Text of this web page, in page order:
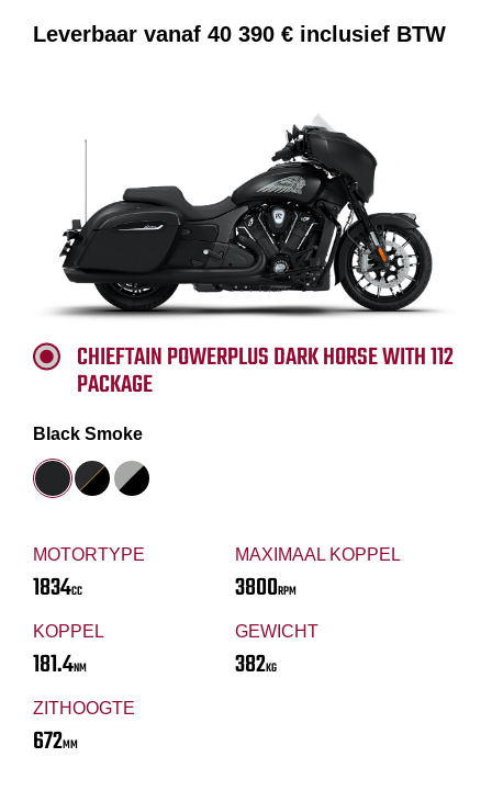
Leverbaar vanaf 40 390 € inclusief BTW
MOTORTYPE
1834CC
MAXIMAAL KOPPEL
3800RPM
KOPPEL
181.4NM
GEWICHT
382KG
ZITHOOGTE
672MM
CHIEFTAIN POWERPLUS DARK HORSE WITH 112
PACKAGE
Black Smoke